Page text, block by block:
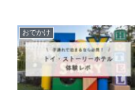
おでかけ